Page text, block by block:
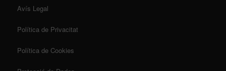
Avís Legal
Política de Privacitat
Política de Cookies